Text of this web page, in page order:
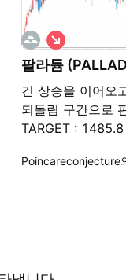
팔라듐
긴 상승을 이어오
되돌림 구간으로
TARGET :
숏
Poincareconjecture